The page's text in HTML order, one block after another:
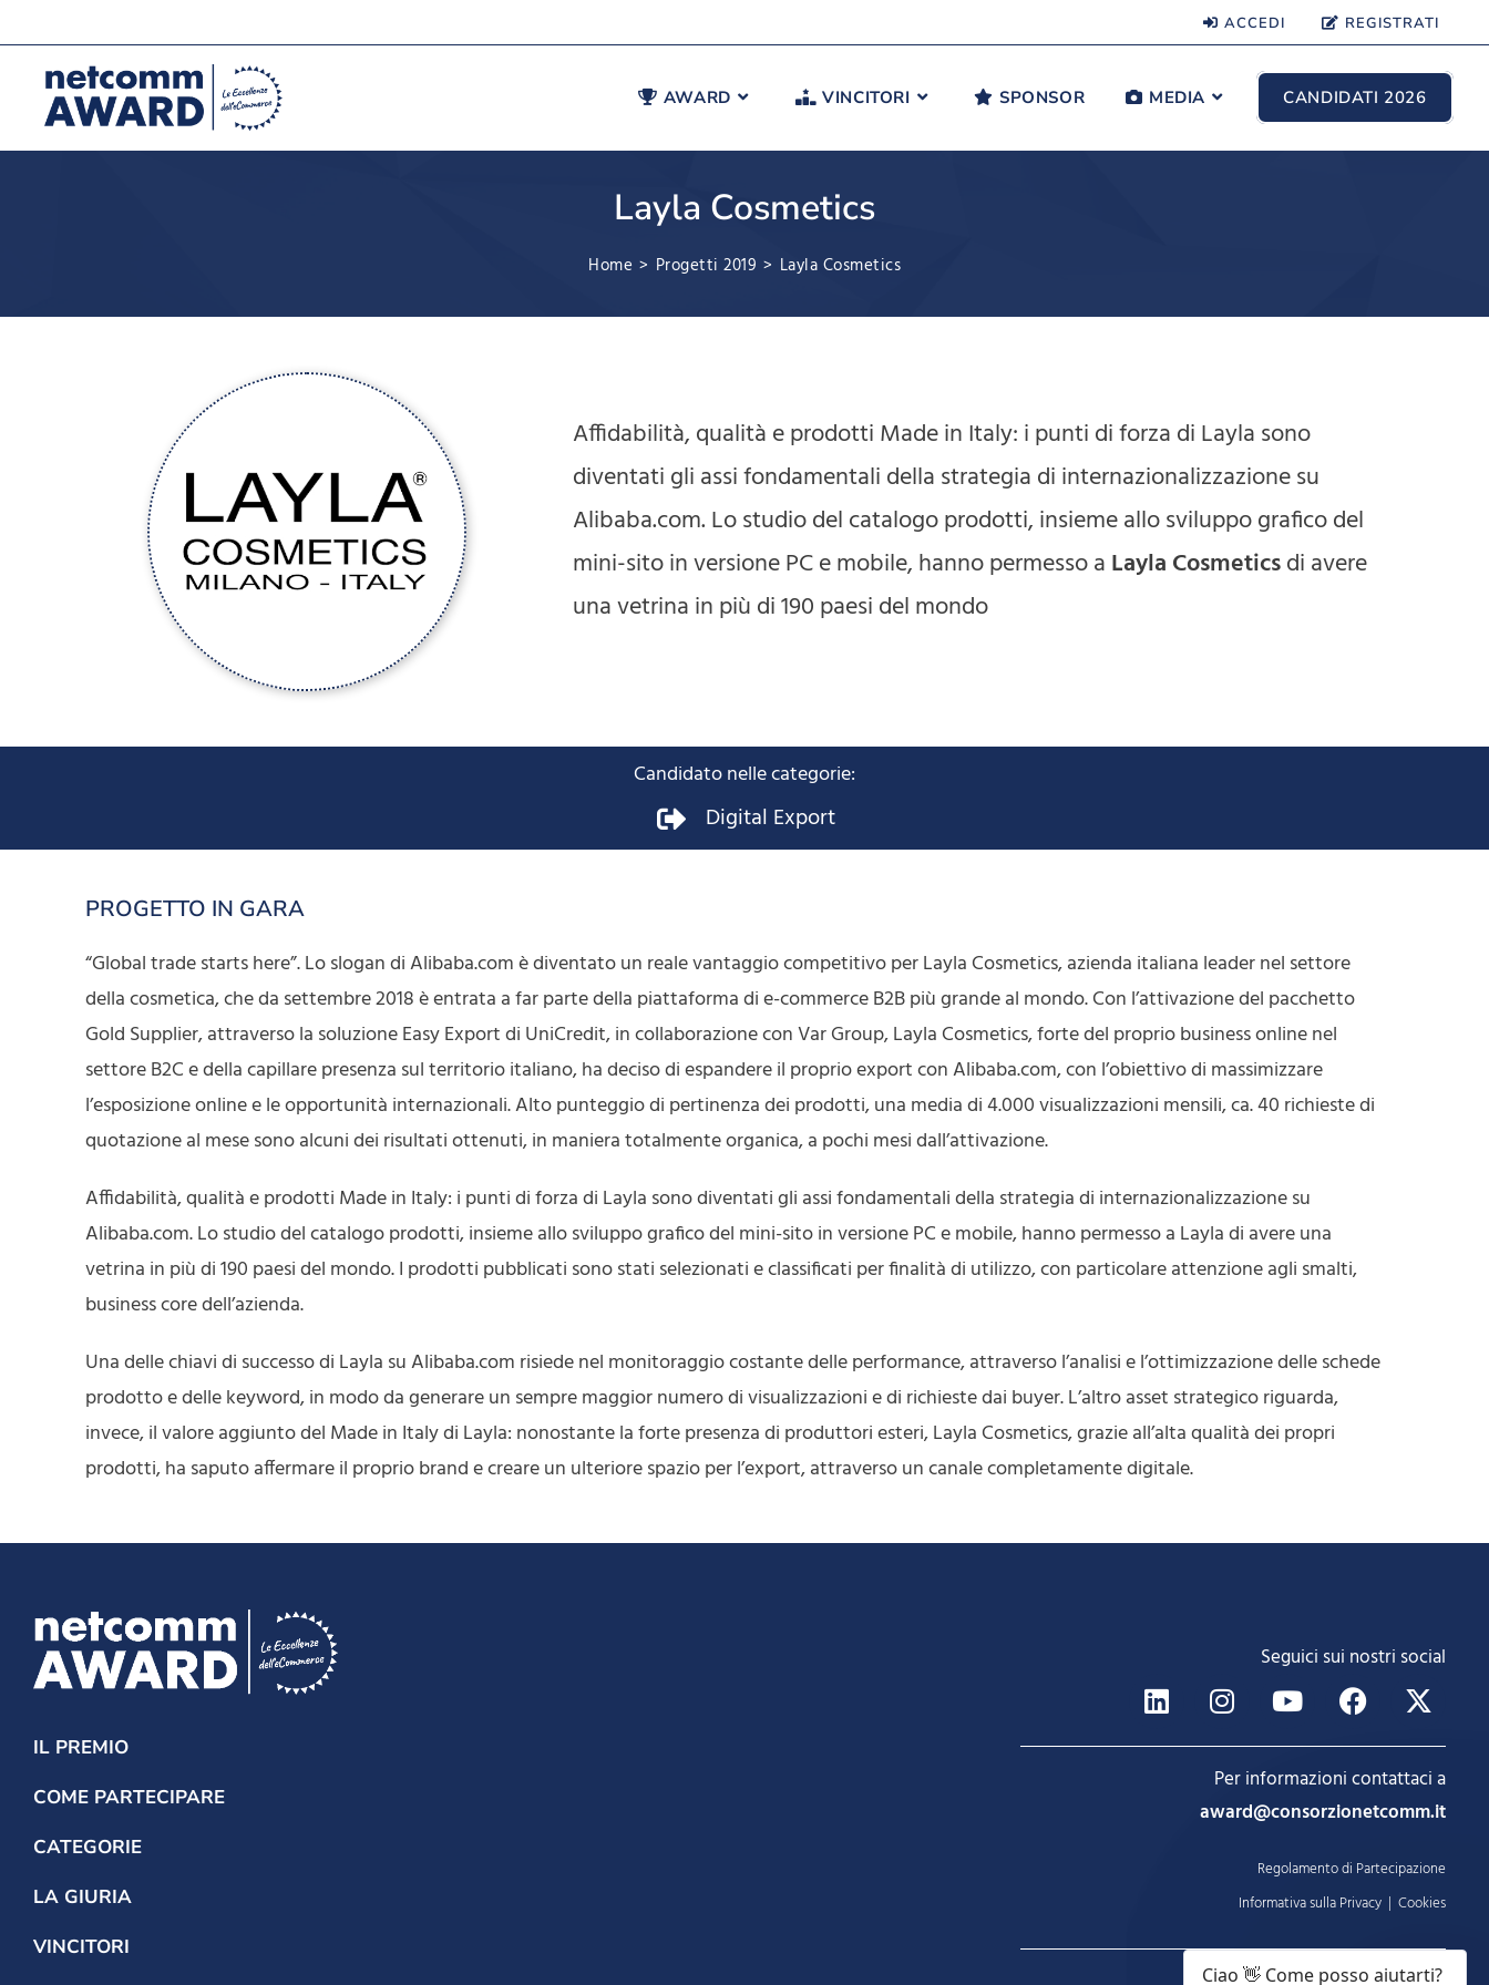
ACCEDI REGISTRATI
AWARD VINCITORI SPONSOR MEDIA CANDIDATI 2026
Layla Cosmetics
Home > Progetti 2019 > Layla Cosmetics
Affidabilità, qualità e prodotti Made in Italy: i punti di forza di Layla sono
diventati gli assi fondamentali della strategia di internazionalizzazione su
Alibaba.com. Lo studio del catalogo prodotti, insieme allo sviluppo grafico del
mini-sito in versione PC e mobile, hanno permesso a Layla Cosmeticsdi avere
una vetrina in più di 190 paesi del mondo
Candidato nelle categorie:
Digital Export
PROGETTO IN GARA
“Global trade starts here”. Lo slogan di Alibaba.com è diventato un reale vantaggio competitivo per Layla Cosmetics, azienda italiana leader nel settore
della cosmetica, che da settembre 2018 è entrata a far parte della piattaforma di e-commerce B2B più grande al mondo. Con l’attivazione del pacchetto
Gold Supplier, attraverso la soluzione Easy Export di UniCredit, in collaborazione con Var Group, Layla Cosmetics, forte del proprio business online nel
settore B2C e della capillare presenza sul territorio italiano, ha deciso di espandere il proprio export con Alibaba.com, con l’obiettivo di massimizzare
l’esposizione online e le opportunità internazionali. Alto punteggio di pertinenza dei prodotti, una media di 4.000 visualizzazioni mensili, ca. 40 richieste di
quotazione al mese sono alcuni dei risultati ottenuti, in maniera totalmente organica, a pochi mesi dall’attivazione.
Affidabilità, qualità e prodotti Made in Italy: i punti di forza di Layla sono diventati gli assi fondamentali della strategia di internazionalizzazione su
Alibaba.com. Lo studio del catalogo prodotti, insieme allo sviluppo grafico del mini-sito in versione PC e mobile, hanno permesso a Layla di avere una
vetrina in più di 190 paesi del mondo. I prodotti pubblicati sono stati selezionati e classificati per finalità di utilizzo, con particolare attenzione agli smalti,
business core dell’azienda.
Una delle chiavi di successo di Layla su Alibaba.com risiede nel monitoraggio costante delle performance, attraverso l’analisi e l’ottimizzazione delle schede
prodotto e delle keyword, in modo da generare un sempre maggior numero di visualizzazioni e di richieste dai buyer. L’altro asset strategico riguarda,
invece, il valore aggiunto del Made in Italy di Layla: nonostante la forte presenza di produttori esteri, Layla Cosmetics, grazie all’alta qualità dei propri
prodotti, ha saputo affermare il proprio brand e creare un ulteriore spazio per l’export, attraverso un canale completamente digitale.
IL PREMIO
COME PARTECIPARE
CATEGORIE
LA GIURIA
VINCITORI
Seguici sui nostri social
Per informazioni contattaci a
award@consorzionetcomm.it
Regolamento di Partecipazione
Informativa sulla Privacy |Cookies
Netcomm AWARD è un progetto di
Ciao 👋 Come posso aiutarti?